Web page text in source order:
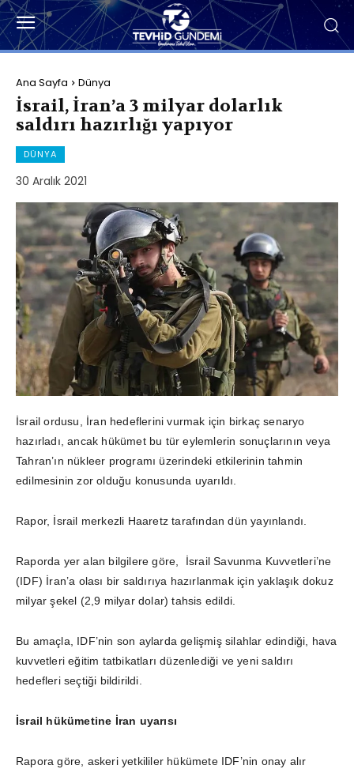
Ana Sayfa Dünya
İsrail, İran’a 3 milyar dolarlık
saldırı hazırlığı yapıyor
DÜNYA
30 Aralık 2021
İsrail ordusu, İran hedeflerini vurmak için birkaç senaryo
hazırladı, ancak hükümet bu tür eylemlerin sonuçlarının veya
Tahran’ın nükleer programı üzerindeki etkilerinin tahmin
edilmesinin zor olduğu konusunda uyarıldı.
Rapor, İsrail merkezli Haaretz tarafından dün yayınlandı.
Raporda yer alan bilgilere göre, İsrail Savunma Kuvvetleri’ne
(IDF) İran’a olası bir saldırıya hazırlanmak için yaklaşık dokuz
milyar şekel (2,9 milyar dolar) tahsis edildi.
Bu amaçla, IDF’nin son aylarda gelişmiş silahlar edindiği, hava
kuvvetleri eğitim tatbikatları düzenlediği ve yeni saldırı
hedefleri seçtiği bildirildi.
İsrail hükümetine İran uyarısı
Rapora göre, askeri yetkililer hükümete IDF’nin onay alır